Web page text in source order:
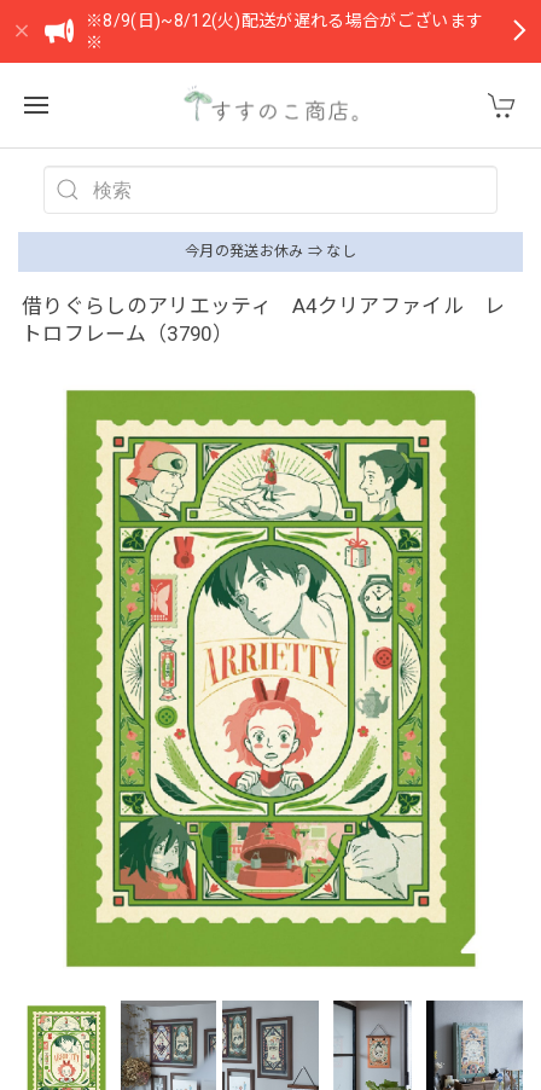
※8/9(日)~8/12(火)配送が遅れる場合がございます
※
今月の発送お休み ⇒ なし
借りぐらしのアリエッティ A4クリアファイル レ
トロフレーム（3790）